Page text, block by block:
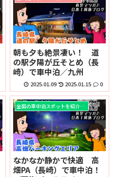
朝も夕も絶景凄い！ 道
の駅夕陽が丘そとめ（長
崎）で車中泊／九州
2025.01.09 2025.01.15 0
全国の車中泊スポットを紹介！！
なかなか静かで快適 高
畑PA（長崎）で車中泊！